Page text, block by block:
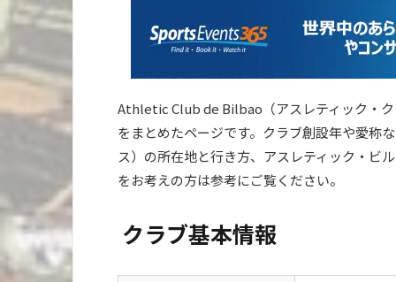
Athletic Club de Bilbao（アスレティック・
をまとめたページです。クラブ創設年や愛称
ス）の所在地と行き方、アスレティック・ビ
をお考えの方は参考にご覧ください。
クラブ基本情報